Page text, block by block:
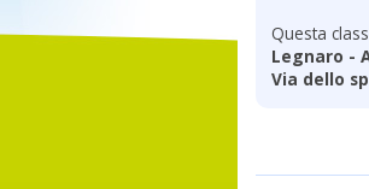
Questa
Legnaro -
Via dello